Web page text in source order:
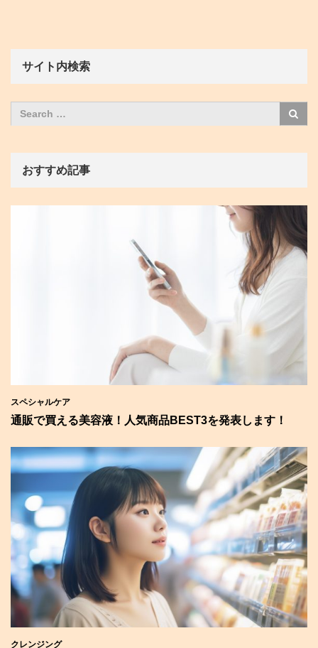
サイト内検索
おすすめ記事
スペシャルケア
通販で買える美容液！人気商品BEST3を発表します！
クレンジング